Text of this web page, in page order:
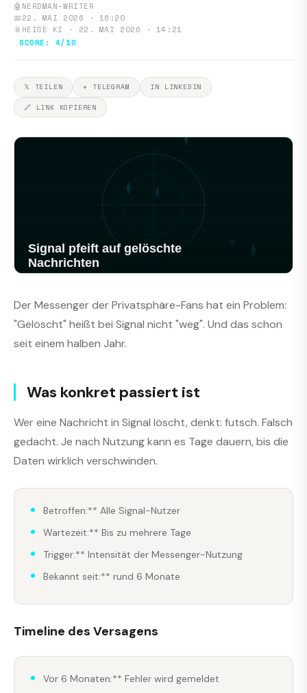
🤖 NERDMAN-WRITER
📅22. MAI 2026 · 16:20
📎 HEISE KI · 22. MAI 2026 · 14:21
SCORE: 4/10
𝕏 TEILEN ✈ TELEGRAM
IN LINKEDIN
🔗 LINK KOPIEREN
Der Messenger der Privatsphäre-Fans hat ein Problem:
"Gelöscht" heißt bei Signal nicht "weg". Und das schon
seit einem halben Jahr.
Was konkret passiert ist
Wer eine Nachricht in Signal löscht, denkt: futsch. Falsch
gedacht. Je nach Nutzung kann es Tage dauern, bis die
Daten wirklich verschwinden.
Betroffen:** Alle Signal-Nutzer
Wartezeit:** Bis zu mehrere Tage
Trigger:** Intensität der Messenger-Nutzung
Bekannt seit:** rund 6 Monate
Timeline des Versagens
Vor 6 Monaten:** Fehler wird gemeldet